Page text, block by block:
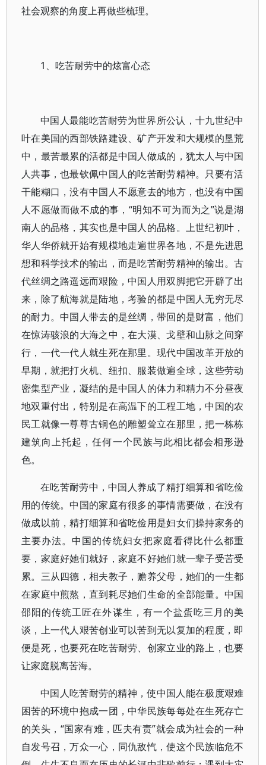
社会观察的角度上再做些梳理。
1、吃苦耐劳中的炫富心态
中国人最能吃苦耐劳为世界所公认，十九世纪中
叶在美国的西部铁路建设、矿产开发和大规模的垦荒
中，最苦最累的活都是中国人做成的，犹太人与中国
人共事，也最钦佩中国人的吃苦耐劳精神。只要有活
干能糊口，没有中国人不愿意去的地方，也没有中国
人不愿做而做不成的事，“明知不可为而为之”说是湖
南人的品格，其实也是中国人的品格。上世纪初叶，
华人华侨就开始有规模地走遍世界各地，不是先进思
想和科学技术的输出，而是吃苦耐劳精神的输出。古
代丝绸之路遥远而艰险，中国人用双脚把它开辟了出
来，除了航海就是陆地，考验的都是中国人无穷无尽
的耐力。中国人带去的是丝绸，带回的是财富，他们
在惊涛骇浪的大海之中，在大漠、戈壁和山脉之间穿
行，一代一代人就生死在那里。现代中国改革开放的
早期，就把打火机、纽扣、服装做遍全球，这些劳动
密集型产业，凝结的是中国人的体力和精力不分昼夜
地双重付出，特别是在高温下的工程工地，中国的农
民工就像一尊尊古铜色的雕塑耸立在那里，把一栋栋
建筑向上托起，任何一个民族与此相比都会相形逊
色。
在吃苦耐劳中，中国人养成了精打细算和省吃俭
用的传统。中国的家庭有很多的事情需要做，在没有
做成以前，精打细算和省吃俭用是妇女们操持家务的
主要办法。中国的传统妇女把家庭看得比什么都重
要，家庭好她们就好，家庭不好她们就一辈子受苦受
累。三从四德，相夫教子，赡养父母，她们的一生都
在家庭中煎熬，直到耗尽她们生命的全部能量。中国
邵阳的传统工匠在外谋生，有一个盐蛋吃三月的美
谈，上一代人艰苦创业可以苦到无以复加的程度，即
便是死，也要死在吃苦耐劳、创家立业的路上，也要
让家庭脱离苦海。
中国人吃苦耐劳的精神，使中国人能在极度艰难
困苦的环境中抱成一团，中华民族每每处在生死存亡
的关头，“国家有难，匹夫有责”就会成为社会的一种
自发号召，万众一心，同仇敌忾，使这个民族临危不